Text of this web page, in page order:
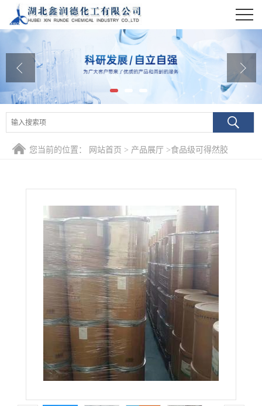
公司首页
公司介绍
公司动态
产品展厅
证书荣誉
您当前的位置： 网站首页 > 产品展厅 >食品级可得然胶